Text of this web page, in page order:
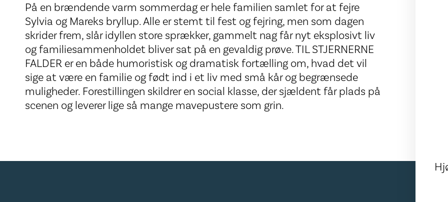
På en brændende varm sommerdag er hele familien samlet for at fejre
Sylvia og Mareks bryllup. Alle er stemt til fest og fejring, men som dagen
skrider frem, slår idyllen store sprækker, gammelt nag får nyt eksplosivt liv
og familiesammenholdet bliver sat på en gevaldig prøve. TIL STJERNERNE
FALDER er en både humoristisk og dramatisk fortælling om, hvad det vil
sige at være en familie og født ind i et liv med små kår og begrænsede
muligheder. Forestillingen skildrer en social klasse, der sjældent får plads på
scenen og leverer lige så mange mavepustere som grin.